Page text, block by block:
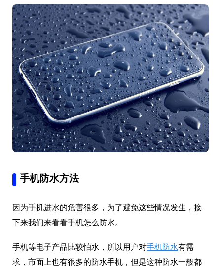
手机防水方法
因为手机进水的危害很多，为了避免这些情况发生，接
下来我们来看看手机怎么防水。
手机等电子产品比较怕水，所以用户对手机防水有需
求，市面上也有很多的防水手机，但是这种防水一般都